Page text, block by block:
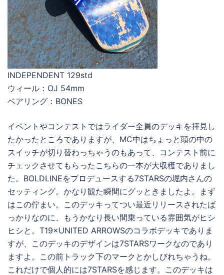
INDEPENDENT 129std
ウィール：OJ 54mm
ベアリング：BONES
イベントやコンテストではライダー全員のデッキを拝見し
たかったところでありますが、MC中はちょっと頭の中の
スイッチが切り替わっちゃうのもあって、コンテスト前に
チェックさせてもらったこちらの一本が大収穫でありまし
た。BOLDLINEをプロデュースする7STARSの堀内さんの
セッティング。かなり観た瞬間にグッときましたよ。まず
はこの佇まい。このデッキってつい最近リリースされたば
っかりなのに、もうかなり長い間乗っている雰囲気がヒシ
ヒシと。T19×UNITED ARROWSのコラボデッキでありま
すが、このデッキのデザインは7STARSワークなのであり
ますよ。この前トラック下のマークとかしびれちゃうね。
これだけで個人的には7STARSを感じます。このデッキは